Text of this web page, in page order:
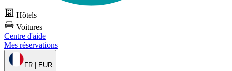
Hôtels
Voitures
Centre d'aide
Mes réservations
FR | EUR